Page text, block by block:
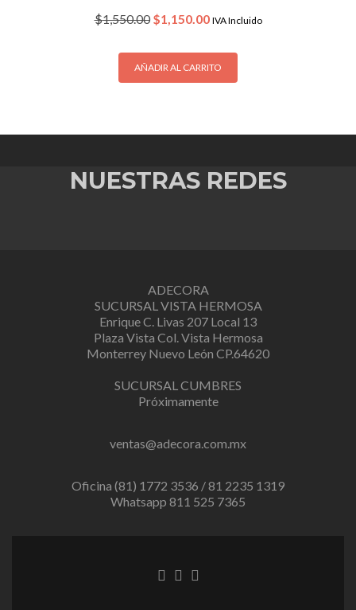
$1,550.00 Original
was:
$1,550.00.
$1,150.00Current
is:
$1,150.00.
IVA Incluido
AÑADIR AL CARRITO
NUESTRAS REDES
ADECORA
SUCURSAL VISTA HERMOSA
Enrique C. Livas 207 Local 13
Plaza Vista Col. Vista Hermosa
Monterrey Nuevo León CP.64620
SUCURSAL CUMBRES
Próximamente
ventas@adecora.com.mx
Oficina (81) 1772 3536 / 81 2235 1319
Whatsapp 811 525 7365
Facebook
Twitter
Instagram